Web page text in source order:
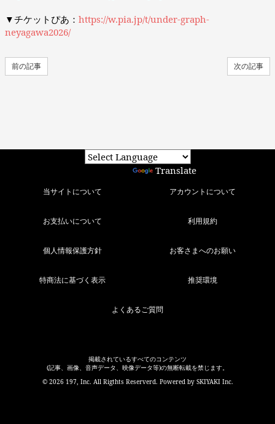
▼チケットぴあ： https://w.pia.jp/t/under-graph-
neyagawa2026/
次の記事
前の記事
Translate
当サイトについて アカウントについて
お支払いについて 利用規約
個人情報保護方針 お客さまへのお願い
特商法に基づく表示 推奨環境
よくあるご質問
掲載されているすべてのコンテンツ
(記事、画像、音声データ、映像データ等)の無断転載を禁じます。
© 2026 197, Inc. All Rigthts Reserverd. Powered by SKIYAKI Inc.